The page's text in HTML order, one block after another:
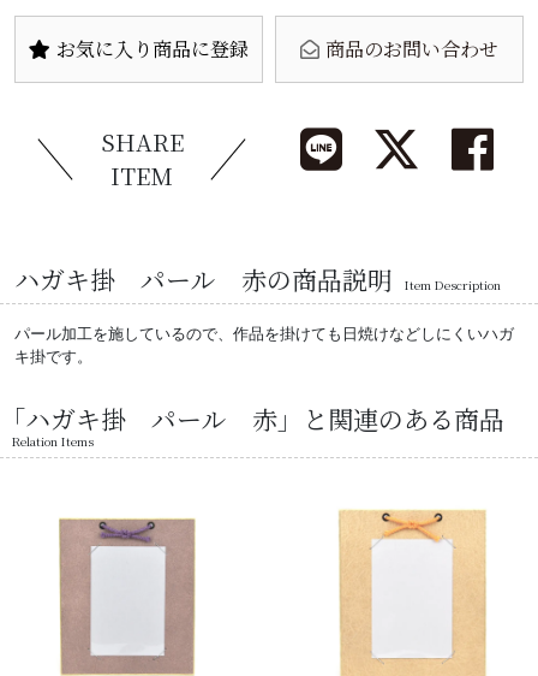
お気に入り商品に登録 商品のお問い合わせ
SHARE
ITEM
ハガキ掛 パール 赤の商品説明 Item Description
パール加工を施しているので、作品を掛けても日焼けなどしにくいハガ
キ掛です。
「ハガキ掛 パール 赤」と関連のある商品
Relation Items